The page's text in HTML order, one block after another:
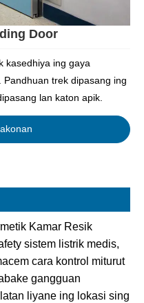
Door
kasedhiya ing gaya
trek dipasang ing
lan katon apik.
Kamar Resik
sistem listrik medis,
cara kontrol miturut
gangguan
liyane ing lokasi sing